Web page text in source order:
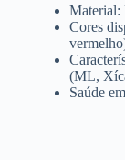
Material:
Cores
(ML,
Saúde